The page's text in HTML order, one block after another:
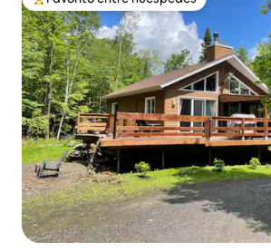
De los mejores en Favorito entre